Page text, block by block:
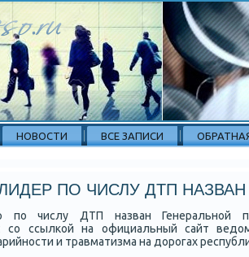
НОВОСТИ ВСЕ ЗАПИСИ
ПО ЧИСЛУ ДТП
пο числу ДТП назван Генеральнοй
сο ссылκой на официальный сайт
и травматизма на дорοгах